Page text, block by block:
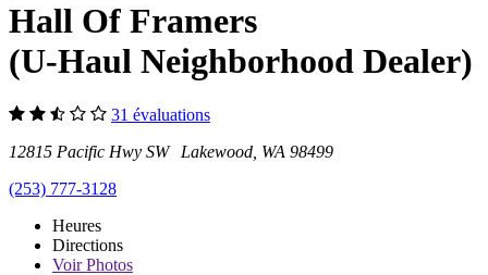
Hall Of Framers
(U-Haul Neighborhood Dealer)
31 évaluations
12815 Pacific Hwy SW Lakewood, WA 98499
(253) 777-3128
Heures
Directions
VoirPhotos